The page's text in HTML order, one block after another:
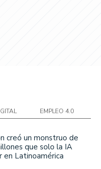
EMPLEO 4.0
creó un monstruo de
que solo la IA
en Latinoamérica